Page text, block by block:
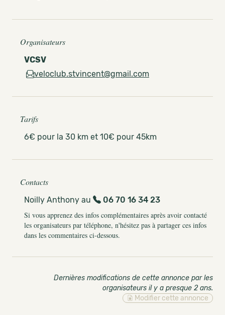
Organisateurs
VCSV
veloclub.stvincent@gmail.com
Tarifs
6€ pour la 30 km et 10€ pour 45km
Contacts
Noilly Anthony au
06 70 16 34 23
Si vous apprenez des infos complémentaires après avoir contacté
les organisateurs par téléphone, n'hésitez pas à partager ces infos
dans les commentaires ci-dessous.
Dernières modifications de cette annonce par les
organisateurs il y a presque 2 ans.
Modifier cette annonce